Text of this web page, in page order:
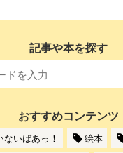
記事や本を探す
おすすめコンテンツ
ないばあっ！ 絵本